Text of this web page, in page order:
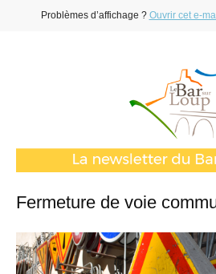
Problèmes d’affichage ? Ouvrir cet e-
Fermeture de voie